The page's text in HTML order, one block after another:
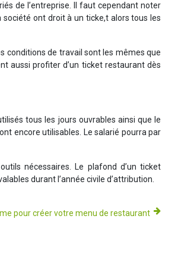
de l’entreprise. Il faut cependant noter
ont droit à un ticke,t alors tous les
conditions de travail sont les mêmes que
aussi profiter d’un ticket restaurant dès
tous les jours ouvrables ainsi que le
encore utilisables. Le salarié pourra par
nécessaires. Le plafond d’un ticket
durant l’année civile d’attribution.
pour créer votre menu de restaurant